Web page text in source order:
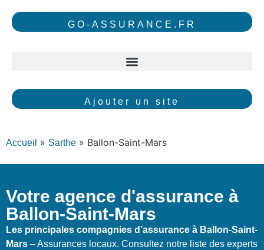
GO-ASSURANCE.FR
Ajouter un site
Accueil » Sarthe » Ballon-Saint-Mars
Votre agence d'assurance à
Ballon-Saint-Mars
Les principales compagnies d’assurance à Ballon-Saint-
Mars – Assurances locaux. Consultez notre liste des experts